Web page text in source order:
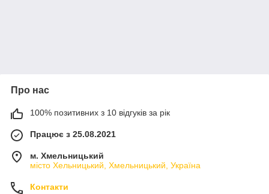
Про нас
100% позитивних з 10 відгуків за рік
Працює з 25.08.2021
м. Хмельницький
місто Хельницький, Хмельницький, Україна
Контакти